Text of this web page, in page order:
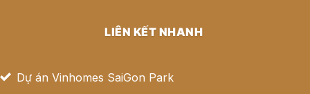
LIÊN KẾT NHANH
Dự án Vinhomes SaiGon Park